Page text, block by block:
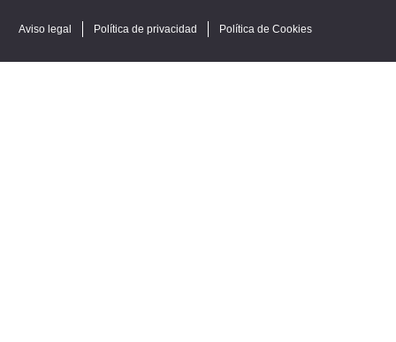
Aviso legal Política de privacidad Política de Cookies